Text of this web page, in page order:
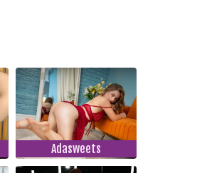
Adasweets